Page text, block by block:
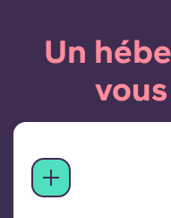
Un